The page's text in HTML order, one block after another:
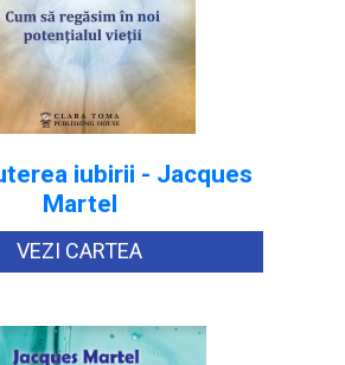
iubirii - Jacques
Martel
VEZI CARTEA